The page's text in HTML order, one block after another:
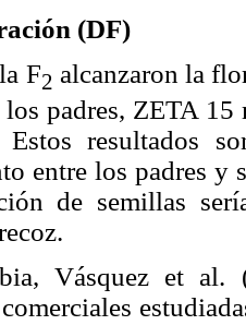
(DF)
F2 alcanzaron la
los padres, ZETA
resultados
entre los padres y
de semillas
Vásquez et al.